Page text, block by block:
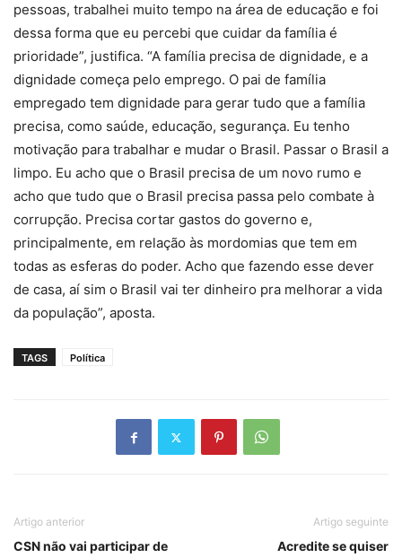
pessoas, trabalhei muito tempo na área de educação e foi
dessa forma que eu percebi que cuidar da família é
prioridade”, justifica. “A família precisa de dignidade, e a
dignidade começa pelo emprego. O pai de família
empregado tem dignidade para gerar tudo que a família
precisa, como saúde, educação, segurança. Eu tenho
motivação para trabalhar e mudar o Brasil. Passar o Brasil a
limpo. Eu acho que o Brasil precisa de um novo rumo e
acho que tudo que o Brasil precisa passa pelo combate à
corrupção. Precisa cortar gastos do governo e,
principalmente, em relação às mordomias que tem em
todas as esferas do poder. Acho que fazendo esse dever
de casa, aí sim o Brasil vai ter dinheiro pra melhorar a vida
da população”, aposta.
TAGS Política
Artigo anterior
CSN não vai participar de
Artigo seguinte
Acredite se quiser